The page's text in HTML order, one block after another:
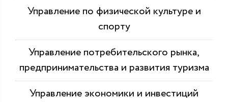
Управление по физической культуре и
спорту
Управление потребительского рынка,
предпринимательства и развития туризма
Управление экономики и инвестиций